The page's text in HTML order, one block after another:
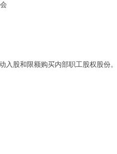
股和限额购买内部职工股权股份。